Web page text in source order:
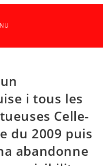
i tous les
Celle-
du 2009 puis
abandonne